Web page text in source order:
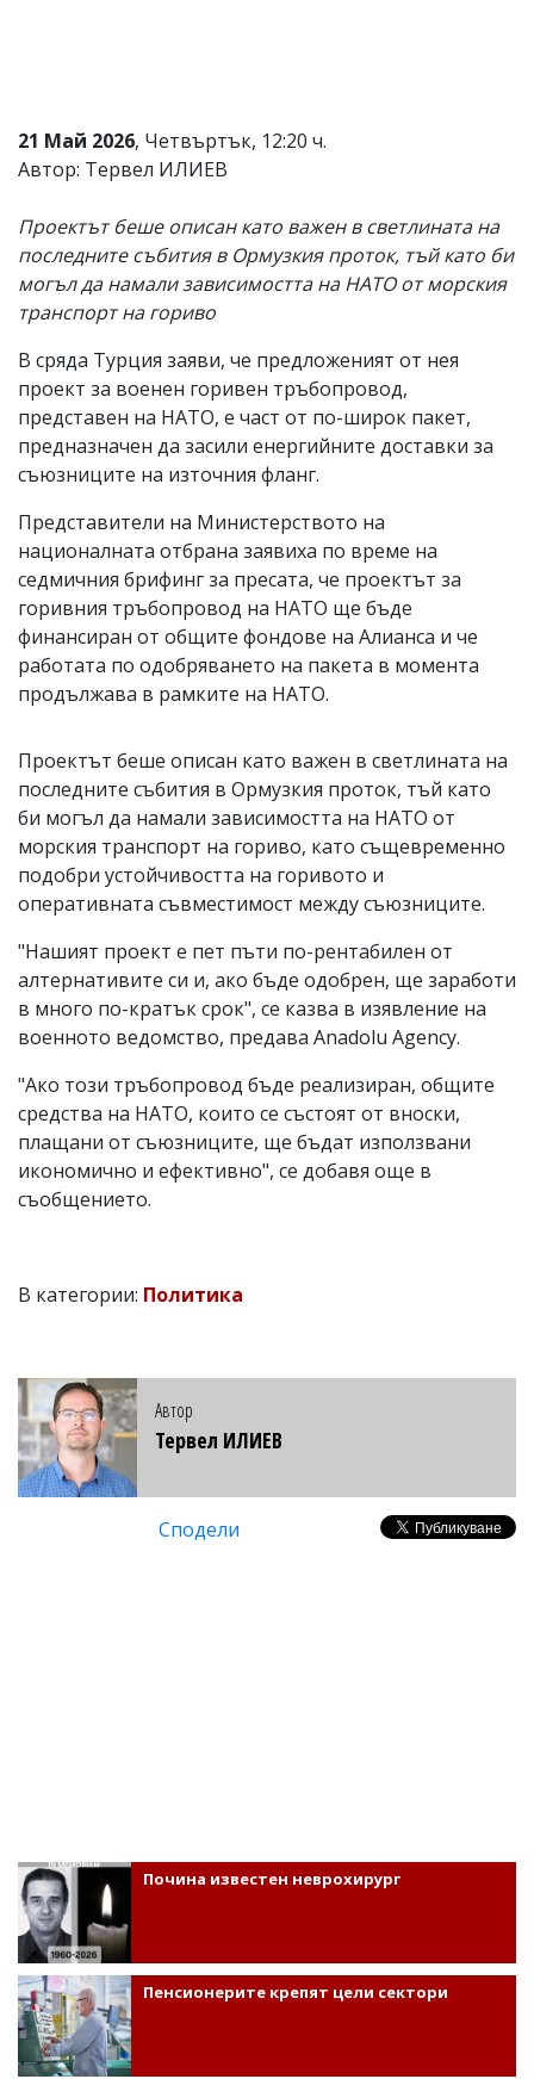
от
читателите
и
не
носи
отговорност
за
тях!
Ако
обиден
за
вас
коментар,
моля
сигнализирайте
21 Май 2026, Четвъртък, 12:20 ч.
Автор: Тервел ИЛИЕВ
Проектът беше описан като важен в светлината на
последните събития в Ормузкия проток, тъй като би
могъл да намали зависимостта на НАТО от морския
транспорт на гориво
В сряда Турция заяви, че предложеният от нея
проект за военен горивен тръбопровод,
представен на НАТО, е част от по-широк пакет,
предназначен да засили енергийните доставки за
съюзниците на източния фланг.
Представители на Министерството на
националната отбрана заявиха по време на
седмичния брифинг за пресата, че проектът за
горивния тръбопровод на НАТО ще бъде
финансиран от общите фондове на Алианса и че
работата по одобряването на пакета в момента
продължава в рамките на НАТО.
Проектът беше описан като важен в светлината на
последните събития в Ормузкия проток, тъй като
би могъл да намали зависимостта на НАТО от
морския транспорт на гориво, като същевременно
подобри устойчивостта на горивото и
оперативната съвместимост между съюзниците.
"Нашият проект е пет пъти по-рентабилен от
алтернативите си и, ако бъде одобрен, ще заработи
в много по-кратък срок", се казва в изявление на
военното ведомство, предава Anadolu Agency.
"Ако този тръбопровод бъде реализиран, общите
средства на НАТО, които се състоят от вноски,
плащани от съюзниците, ще бъдат използвани
икономично и ефективно", се добавя още в
съобщението.
В категории: Политика
Автор
Тервел ИЛИЕВ
Сподели
Почина известен неврохирург
Пенсионерите крепят цели сектори